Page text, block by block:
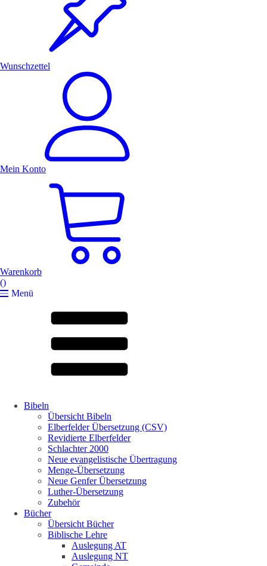
Wunschzettel
Mein Konto
Warenkorb
()
Menü
Bibeln
Übersicht Bibeln
Elberfelder Übersetzung (CSV)
Revidierte Elberfelder
Schlachter 2000
Neue evangelistische Übertragung
Menge-Übersetzung
Neue Genfer Übersetzung
Luther-Übersetzung
Zubehör
Bücher
Übersicht Bücher
Biblische Lehre
Auslegung AT
Auslegung NT